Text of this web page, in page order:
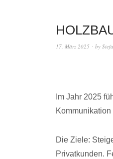
17. März 2025 by
Im Jahr 2025
Die Ziele:
Privatkunden.